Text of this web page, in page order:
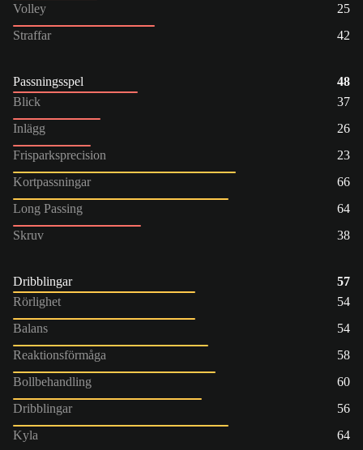
Volley
25
Straffar
42
Passningsspel
48
Blick
37
Inlägg
26
Frisparksprecision
23
Kortpassningar
66
Long Passing
64
Skruv
38
Dribblingar
57
Rörlighet
54
Balans
54
Reaktionsförmåga
58
Bollbehandling
60
Dribblingar
56
Kyla
64